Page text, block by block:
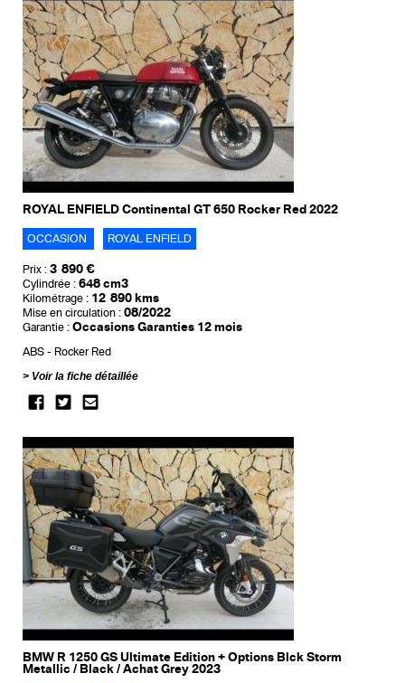
ROYAL ENFIELD Continental GT 650 Rocker Red 2022
OCCASION ROYAL ENFIELD
Prix : 3 890 €
Cylindrée : 648 cm3
Kilométrage : 12 890 kms
Mise en circulation : 08/2022
Garantie : Occasions Garanties 12 mois
ABS
Rocker Red
Voir la fiche détaillée
BMW R 1250 GS Ultimate Edition + Options Blck Storm
Metallic / Black / Achat Grey 2023